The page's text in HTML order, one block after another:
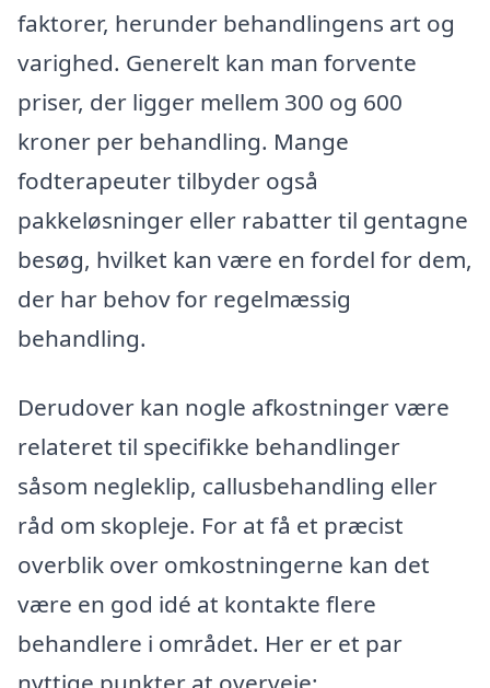
faktorer, herunder behandlingens art og
varighed. Generelt kan man forvente
priser, der ligger mellem 300 og 600
kroner per behandling. Mange
fodterapeuter tilbyder også
pakkeløsninger eller rabatter til gentagne
besøg, hvilket kan være en fordel for dem,
der har behov for regelmæssig
behandling.
Derudover kan nogle afkostninger være
relateret til specifikke behandlinger
såsom negleklip, callusbehandling eller
råd om skopleje. For at få et præcist
overblik over omkostningerne kan det
være en god idé at kontakte flere
behandlere i området. Her er et par